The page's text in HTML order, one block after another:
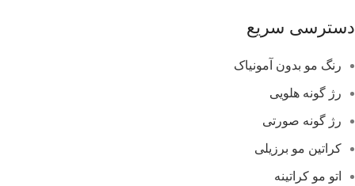
دسترسی سریع
رنگ مو بدون آمونیاک
رژ گونه هلویی
رژ گونه صورتی
کراتین مو برزیلی
اتو مو کراتینه